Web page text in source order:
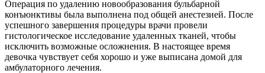
Операция по удалению новообразования бульбарной
конъюнктивы была выполнена под общей анестезией. После
успешного завершения процедуры врачи провели
гистологическое исследование удаленных тканей, чтобы
исключить возможные осложнения. В настоящее время
девочка чувствует себя хорошо и уже выписана домой для
амбулаторного лечения.